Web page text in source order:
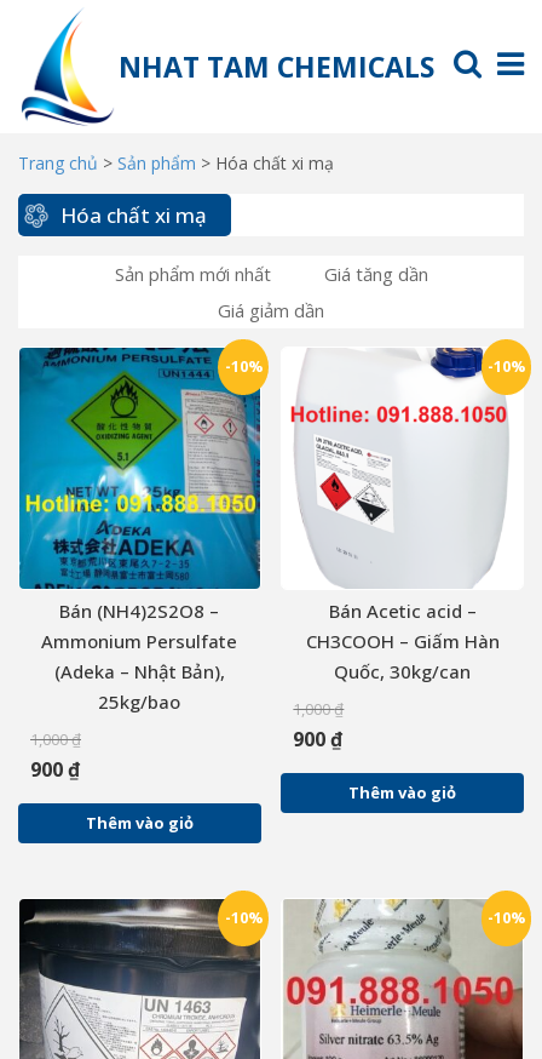
NHAT TAM CHEMICALS
Trang chủ > Sản phẩm > Hóa chất xi mạ
Hóa chất xi mạ
Sản phẩm mới nhất
Giá tăng dần
Giá giảm dần
-10%
Bán (NH4)2S2O8 –
Ammonium Persulfate
(Adeka – Nhật Bản),
25kg/bao
1,000₫
900₫
Thêm vào giỏ
-10%
Bán Acetic acid –
CH3COOH – Giấm Hàn
Quốc, 30kg/can
1,000₫
900₫
Thêm vào giỏ
-10% -10%